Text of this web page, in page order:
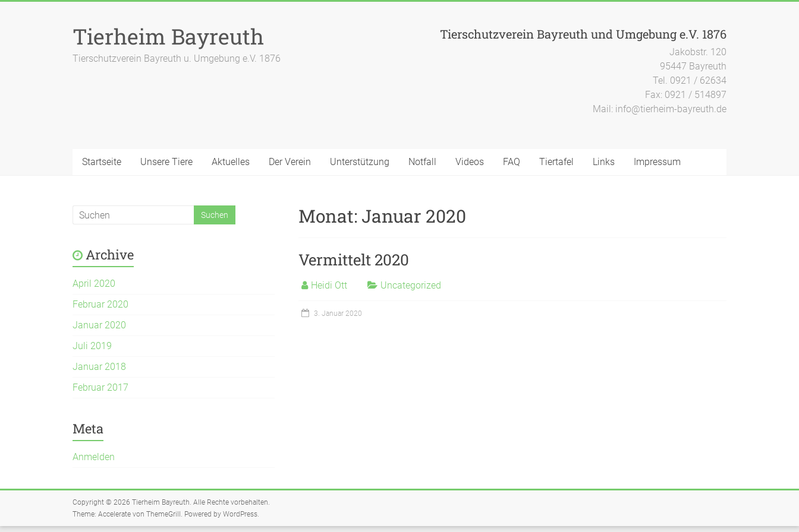
Tierheim Bayreuth
Tierschutzverein Bayreuth u. Umgebung e.V. 1876
Tierschutzverein Bayreuth und Umgebung e.V. 1876
Jakobstr. 120
95447 Bayreuth
Tel. 0921 / 62634
Fax: 0921 / 514897
Mail: info@tierheim-bayreuth.de
Startseite Unsere Tiere Aktuelles Der Verein Unterstützung Notfall Videos FAQ Tiertafel Links Impressum
Monat: Januar 2020
Vermittelt 2020
Heidi Ott Uncategorized
3. Januar 2020
Archive
April 2020
Februar 2020
Januar 2020
Juli 2019
Januar 2018
Februar 2017
Meta
Anmelden
Copyright © 2026 Tierheim Bayreuth. Alle Rechte vorbehalten.
Theme: Accelerate von ThemeGrill. Powered by WordPress.